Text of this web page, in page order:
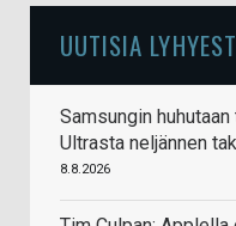
UUTISIA
Samsungin
Ultrasta neljännen
8.8.2026